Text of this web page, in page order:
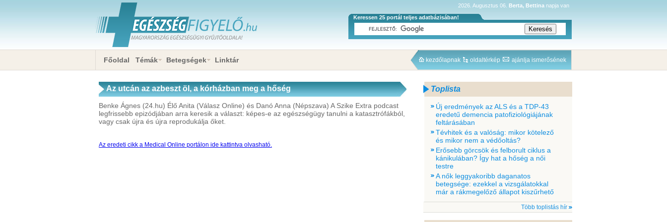
2026. Augusztus 06. Berta, Bettina napja van
Keressen 25 portál teljes adatbázisában!
Főoldal Témák Betegségek Linktár kezdőlapnak oldaltérkép ajánlja ismerősének
Az utcán az azbeszt öl, a kórházban meg a hőség
Benke Ágnes (24.hu) Élő Anita (Válasz Online) és Danó Anna (Népszava) A Szike Extra podcast
legfrissebb epizódjában arra keresik a választ: képes-e az egészségügy tanulni a katasztrófákból,
vagy csak újra és újra reprodukálja őket.
Az eredeti cikk a Medical Online portálon ide kattintva olvasható.
Toplista
Új eredmények az ALS és a TDP-43
eredetű demencia patofiziológiájának
feltárásában
Tévhitek és a valóság: mikor kötelező
és mikor nem a védőoltás?
Erősebb görcsök és felborult ciklus a
kánikulában? Így hat a hőség a női
testre
A nők leggyakoribb daganatos
betegsége: ezekkel a vizsgálatokkal
már a rákmegelőző állapot kiszűrhető
Több toplistás hír